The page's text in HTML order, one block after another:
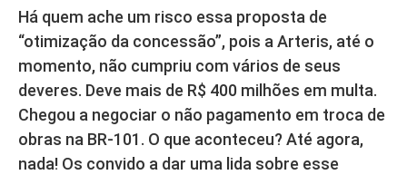
Há quem ache um risco essa proposta de
“otimização da concessão”, pois a Arteris, até o
momento, não cumpriu com vários de seus
deveres. Deve mais de R$ 400 milhões em multa.
Chegou a negociar o não pagamento em troca de
obras na BR-101. O que aconteceu? Até agora,
nada! Os convido a dar uma lida sobre esse